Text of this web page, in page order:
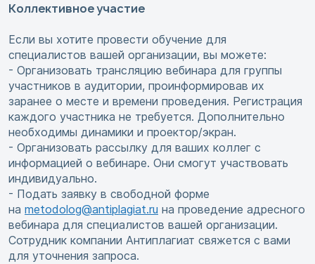
Коллективное участие
Если вы хотите провести обучение для
специалистов вашей организации, вы можете:
- Организовать трансляцию вебинара для группы
участников в аудитории, проинформировав их
заранее о месте и времени проведения. Регистрация
каждого участника не требуется. Дополнительно
необходимы динамики и проектор/экран.
- Организовать рассылку для ваших коллег с
информацией о вебинаре. Они смогут участвовать
индивидуально.
- Подать заявку в свободной форме
на metodolog@antiplagiat.ru на проведение адресного
вебинара для специалистов вашей организации.
Сотрудник компании Антиплагиат свяжется с вами
для уточнения запроса.